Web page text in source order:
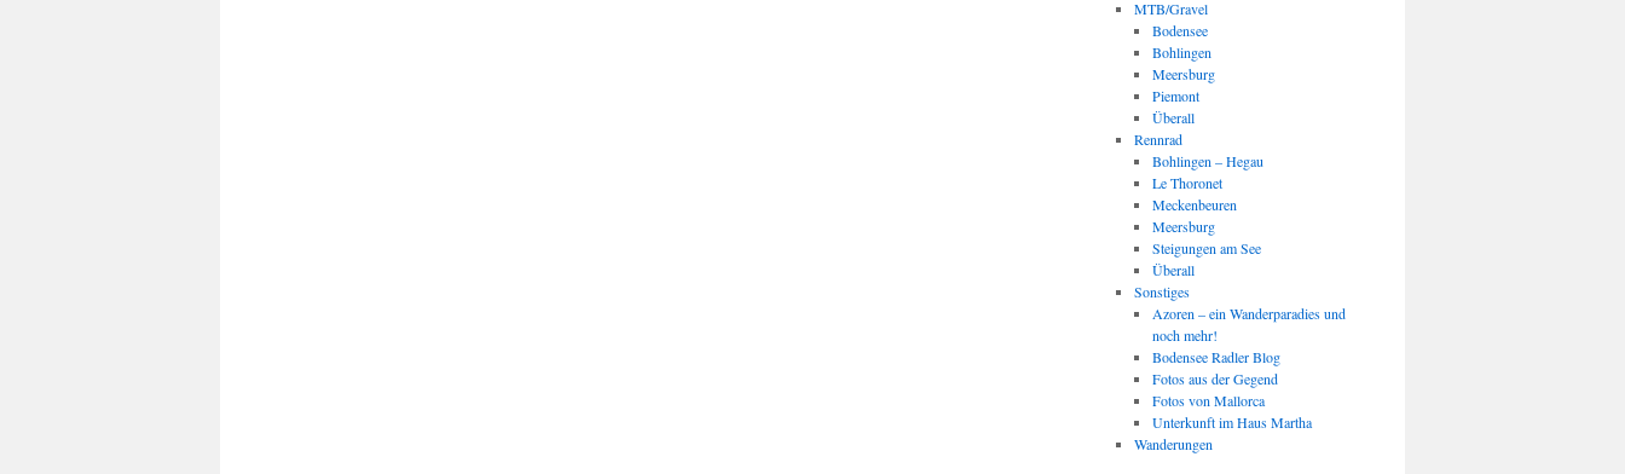
MTB/Gravel
Bodensee
Bohlingen
Meersburg
Piemont
Überall
Rennrad
Bohlingen – Hegau
Le Thoronet
Meckenbeuren
Meersburg
Steigungen am See
Überall
Sonstiges
Azoren – ein Wanderparadies und
noch mehr!
Bodensee Radler Blog
Fotos aus der Gegend
Fotos von Mallorca
Unterkunft im Haus Martha
Wanderungen